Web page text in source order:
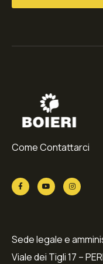
Come Contattarci
Sede legale e
Viale dei Tigli 17 –